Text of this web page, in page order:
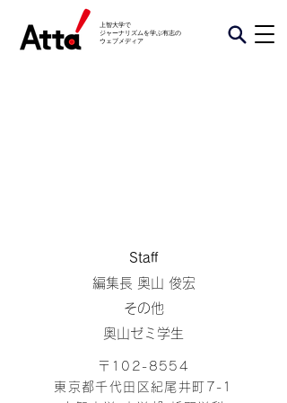
上智大学で
ジャーナリズムを学ぶ有志の
​ウェブメディア
​Staff
編集長 奥山 俊宏
その他
​奥山ゼミ学生
〒102-8554
東京都千代田区紀尾井町7-1